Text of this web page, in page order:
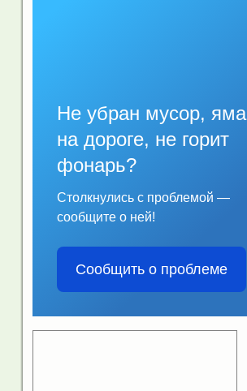
Не убран мусор, яма
на дороге, не горит
фонарь?
Столкнулись с проблемой —
сообщите о ней!
Сообщить о проблеме